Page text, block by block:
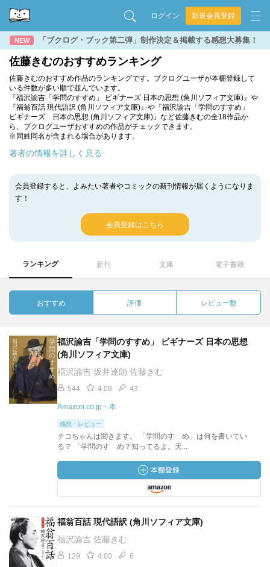
ログイン 新規会員登録
NEW 「ブクログ・ブック第二弾」制作決定＆掲載する感想大募集！
佐藤きむのおすすめランキング
佐藤きむのおすすめ作品のランキングです。ブクログユーザが本棚登録して
いる件数が多い順で並んでいます。
『福沢諭吉「学問のすすめ」 ビギナーズ 日本の思想 (角川ソフィア文庫)』や
『福翁百話 現代語訳 (角川ソフィア文庫)』や『福沢諭吉「学問のすすめ」
ビギナーズ 日本の思想 (角川ソフィア文庫)』など佐藤きむの全18作品か
ら、ブクログユーザおすすめの作品がチェックできます。
※同姓同名が含まれる場合があります。
著者の情報を詳しく見る
会員登録すると、よみたい著者やコミックの新刊情報が届くようになりま
す！
会員登録はこちら
ランキング 新刊 文庫 電子書籍
おすすめ 評価 レビュー数
福沢諭吉「学問のすすめ」 ビギナーズ 日本の思想
(角川ソフィア文庫)
福沢諭吉 坂井達朗 佐藤きむ
544 4.08 43
Amazon.co.jp・本
感想・レビュー
チコちゃんは聞きます。 「学問のすゝめ」は何を書いてい
る？ 「学問のすゝめ？知ってるよ。天...
福翁百話 現代語訳 (角川ソフィア文庫)
福沢諭吉 佐藤きむ
129 4.00 6